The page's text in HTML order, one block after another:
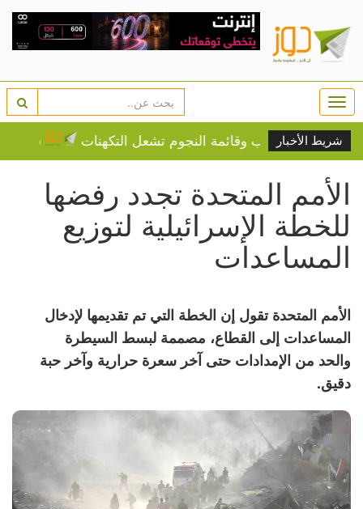
شريط الأخبار
تترقب وقائمة النجوم تشعل التكهنات سر في
الأمم المتحدة تجدد رفضها
للخطة الإسرائيلية لتوزيع
المساعدات
الأمم المتحدة تقول إن الخطة التي تم تقديمها لإدخال
المساعدات إلى القطاع، مصممة لبسط السيطرة
والحد من الإمدادات حتى آخر سعرة حرارية وآخر حبة
دقيق.